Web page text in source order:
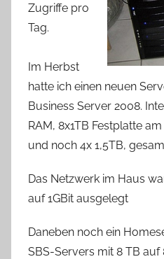
Zugriffe pro
Tag.
Im Herbst
hatte ich einen neuen
Business Server 2008.
RAM, 8x1TB Festplatte
und noch 4x 1,5TB,
Das Netzwerk im Haus
auf 1GBit ausgelegt
Daneben noch ein
SBS-Servers mit 8 TB auf